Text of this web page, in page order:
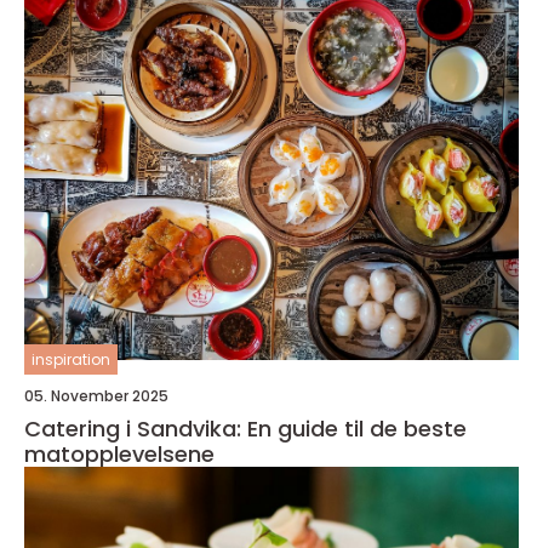
inspiration
05. November 2025
Catering i Sandvika: En guide til de beste
matopplevelsene